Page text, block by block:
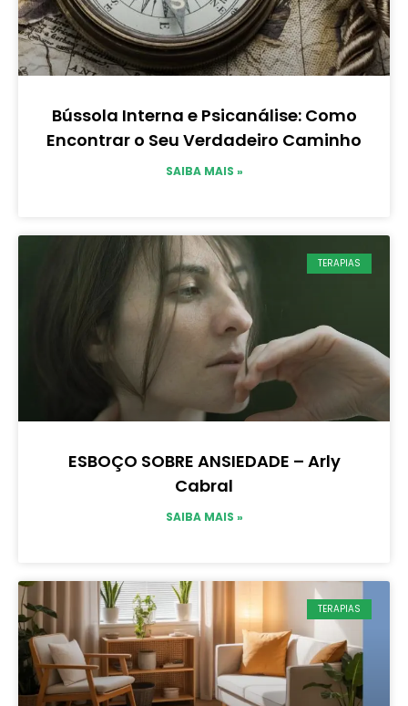
Bússola Interna e Psicanálise: Como
Encontrar o Seu Verdadeiro Caminho
SAIBA MAIS »
TERAPIAS
ESBOÇO SOBRE ANSIEDADE – Arly
Cabral
SAIBA MAIS »
TERAPIAS